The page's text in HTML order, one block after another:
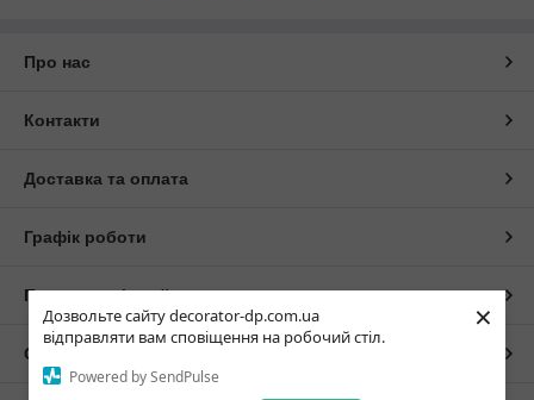
Дозвольте сайту decorator-dp.com.ua
відправляти вам сповіщення на робочий стіл.
Powered by SendPulse
×
Про нас
Контакти
Доставка та оплата
Графік роботи
Повна версія сайту
Сайт створено на маркетплейсі